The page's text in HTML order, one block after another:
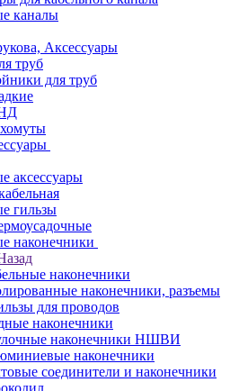
каналы
Аксессуары
труб
для труб
аксессуары
гильзы
наконечники
наконечники
наконечники, разъемы
для проводов
наконечники
наконечники НШВИ
наконечники
соединители и наконечники